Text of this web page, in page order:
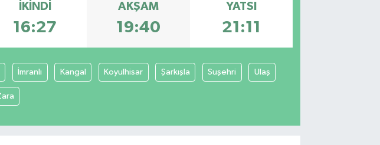
İKINDI
16:27
AKŞAM
19:40
YATSI
21:11
İmranlı Kangal Koyulhisar Şarkışla Suşehri Ulaş